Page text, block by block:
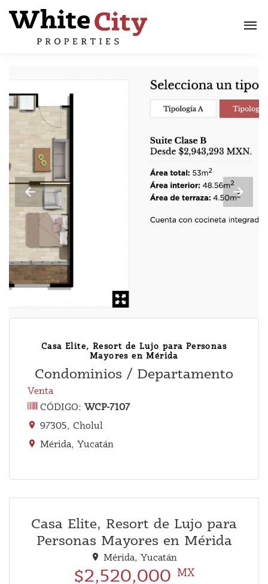
Casa Elite, Resort de Lujo para Personas
Mayores en Mérida
Condominios / Departamento
Venta
CÓDIGO: WCP-7107
97305, Cholul
Mérida, Yucatán
Casa Elite, Resort de Lujo para
Personas Mayores en Mérida
Mérida, Yucatán
$2,520,000 MX